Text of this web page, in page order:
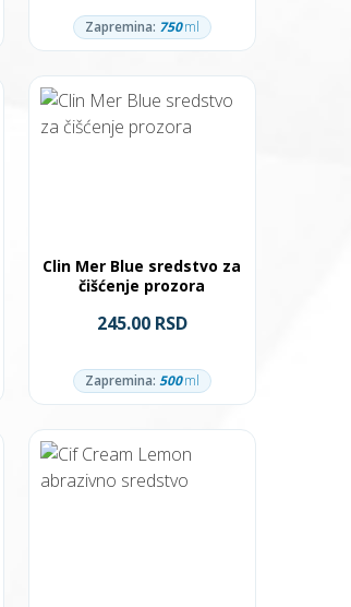
Zapremina: 750ml
Clin Mer Blue sredstvo za
čišćenje prozora
245.00 RSD
Zapremina: 500ml